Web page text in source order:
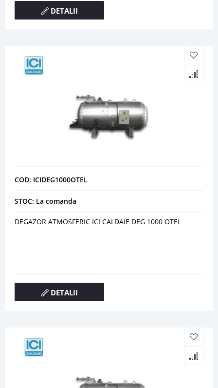
DETALII
COD: ICIDEG1000OTEL
STOC: La comanda
DEGAZOR ATMOSFERIC ICI CALDAIE DEG 1000 OTEL
DETALII